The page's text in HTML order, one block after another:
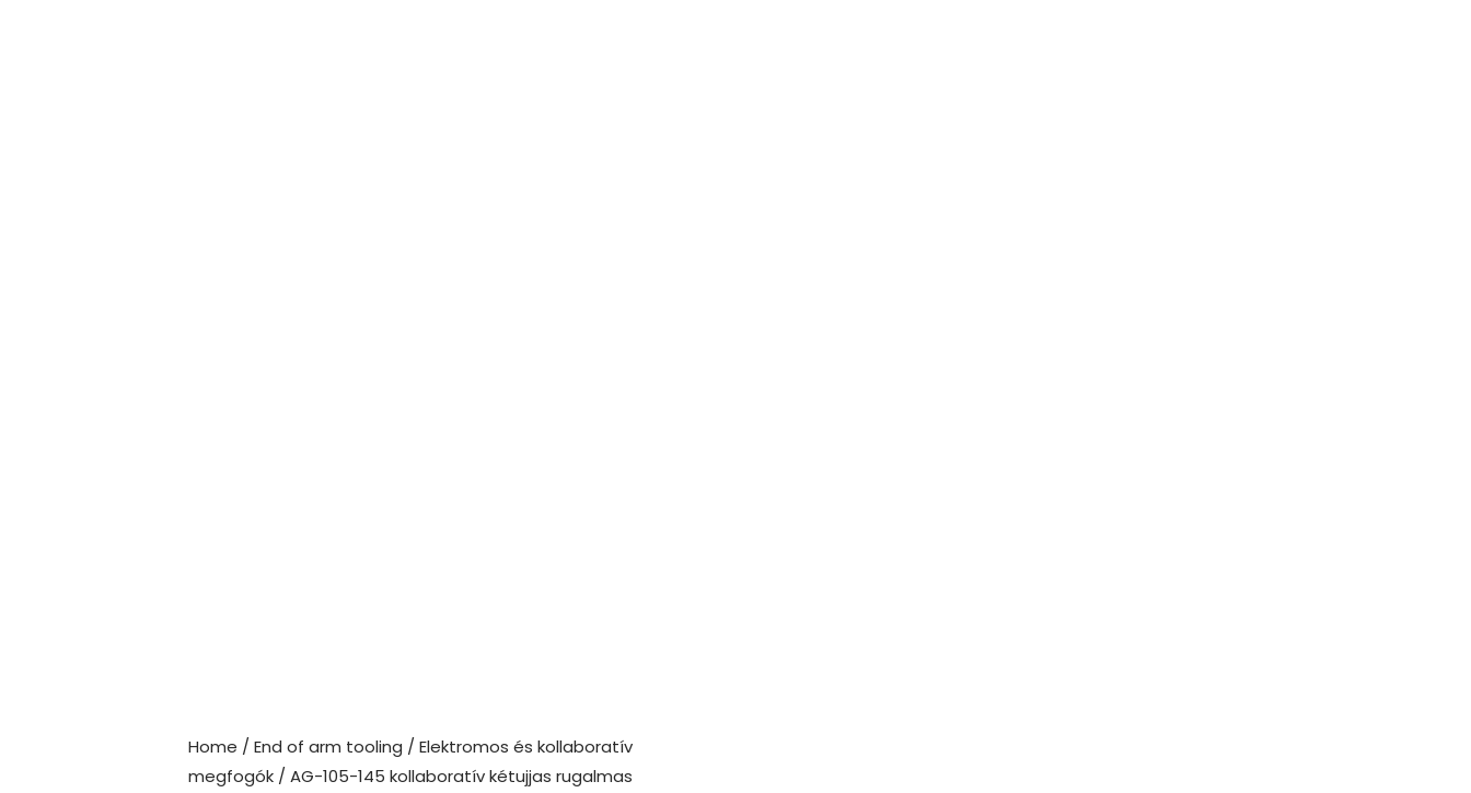
Home /End of arm tooling /Elektromos és kollaboratív
megfogók / AG-105-145 kollaboratív kétujjas rugalmas